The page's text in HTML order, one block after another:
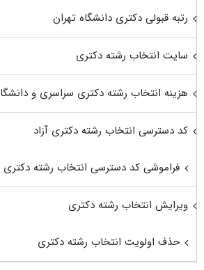
رتبه قبولی دکتری دانشگاه تهران
سایت انتخاب رشته دکتری
هزینه انتخاب رشته دکتری سراسری و
کد دسترسی انتخاب رشته دکتری آزاد
فراموشی کد دسترسی انتخاب رشته دکتری
ویرایش انتخاب رشته دکتری
حذف اولویت انتخاب رشته دکتری